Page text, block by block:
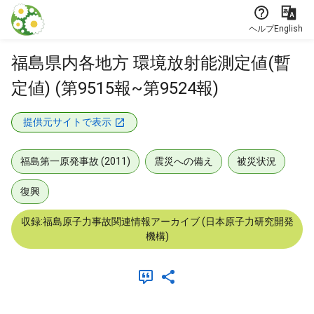
本文に飛ぶ
ヘルプEnglish
福島県内各地方 環境放射能測定値(暫
定値) (第9515報~第9524報)
提供元サイトで表示
福島第一原発事故 (2011) 震災への備え 被災状況
復興
収録:福島原子力事故関連情報アーカイブ (日本原子力研究開発
機構)